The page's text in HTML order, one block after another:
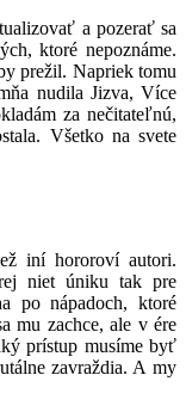
a pozerať sa
ktoré nepoznáme.
prežil. Napriek tomu
nudila Jizva, Více
za nečitateľnú,
Všetko na svete
iní hororoví autori.
niet úniku tak pre
po nápadoch, ktoré
mu zachce, ale v ére
prístup musíme byť
zavraždia. A my